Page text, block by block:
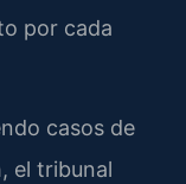
por cada
casos de
el tribunal